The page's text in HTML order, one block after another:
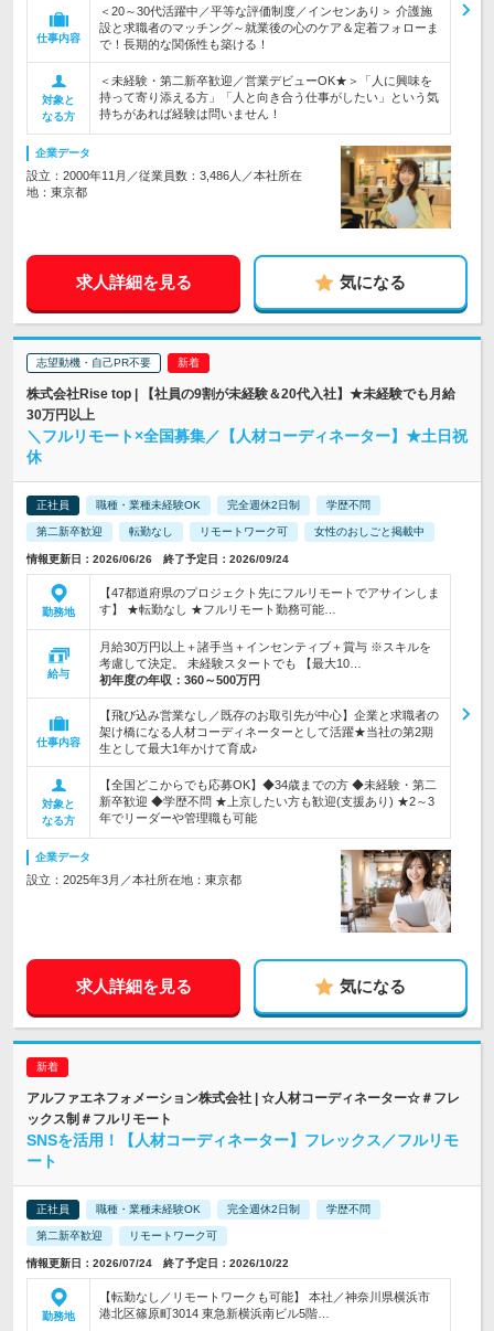
仕事内容
＜20～30代活躍中／平等な評価制度／インセンあり＞ 介護施
設と求職者のマッチング～就業後の心のケア＆定着フォローま
で！長期的な関係性も築ける！
対象と
なる方
＜未経験・第二新卒歓迎／営業デビューOK★＞「人に興味を
持って寄り添える方」「人と向き合う仕事がしたい」という気
持ちがあれば経験は問いません！
企業データ
設立：2000年11月／従業員数：3,486人／本社所在
地：東京都
求人詳細を見る 気になる
志望動機・自己PR不要
株式会社Rise top | 【社員の9割が未経験＆20代入社】★未経験でも月給
30万円以上
＼フルリモート×全国募集／【人材コーディネーター】★土日祝
休
正社員 職種・業種未経験OK 完全週休2日制 学歴不問
第二新卒歓迎 転勤なし リモートワーク可 女性のおしごと掲載中
情報更新日：2026/06/26 終了予定日：2026/09/24
勤務地
【47都道府県のプロジェクト先にフルリモートでアサインしま
す】 ★転勤なし ★フルリモート勤務可能…
給与
月給30万円以上＋諸手当＋インセンティブ＋賞与 ※スキルを
考慮して決定。 未経験スタートでも 【最大10…
初年度の年収： 360～500万円
仕事内容
【飛び込み営業なし／既存のお取引先が中心】企業と求職者の
架け橋になる人材コーディネーターとして活躍★当社の第2期
生として最大1年かけて育成♪
対象と
なる方
【全国どこからでも応募OK】◆34歳までの方 ◆未経験・第二
新卒歓迎 ◆学歴不問 ★上京したい方も歓迎(支援あり) ★2～3
年でリーダーや管理職も可能
企業データ
設立：2025年3月／本社所在地：東京都
求人詳細を見る 気になる
アルファエネフォメーション株式会社 | ☆人材コーディネーター☆＃フレ
ックス制＃フルリモート
SNSを活用！【人材コーディネーター】フレックス／フルリモ
ート
正社員 職種・業種未経験OK 完全週休2日制 学歴不問
第二新卒歓迎 リモートワーク可
情報更新日：2026/07/24 終了予定日：2026/10/22
勤務地
【転勤なし／リモートワークも可能】 本社／神奈川県横浜市
港北区篠原町3014 東急新横浜南ビル5階…